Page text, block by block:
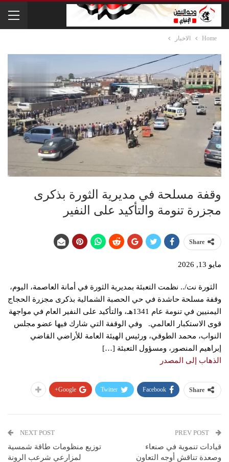
Home الاخبار
وقفة مسلحة في مديرية الثورة بذكرى
مجزرة تنومة والتأكيد على النفير
Share
مايو 13, 2026
الثورة نت/.. نظمت التعبئة بمديرية الثورة في أمانة العاصمة، اليوم،
وقفة مسلحة حاشدة في حي الحصبة الشمالية بذكرى مجزرة الحجاج
اليمنيين في تنومة عام 1341هـ، والتأكيد على النفير العام في مواجهة
قوى الاستكبار العالمي. وفي الوقفة التي شارك فيها عضو مجلس
النواب، محمد الطوقي، ورئيس الهيئة العامة للأراضي القاضي
إبراهيم المنصور، ومسؤول التعبئة […]
الذهاب إلى المصدر
Share
Facebook
Twitter
Google+
قيادات تنموية في صنعاء
وصعدة تناقش أوجه التعاون
NEXT POST
توزيع منظومات طاقة شمسية
لمزارعي شرعب الرونة